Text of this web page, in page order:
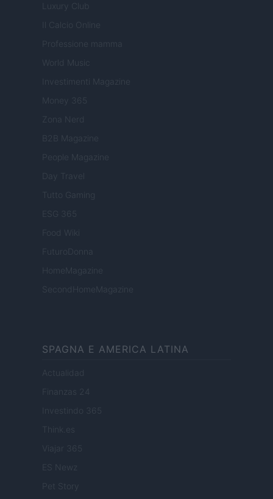
Luxury Club
Il Calcio Online
Professione mamma
World Music
Investimenti Magazine
Money 365
Zona Nerd
B2B Magazine
People Magazine
Day Travel
Tutto Gaming
ESG 365
Food Wiki
FuturoDonna
HomeMagazine
SecondHomeMagazine
SPAGNA E AMERICA LATINA
Actualidad
Finanzas 24
Investindo 365
Viajar 365
ES Newz
Pet Story